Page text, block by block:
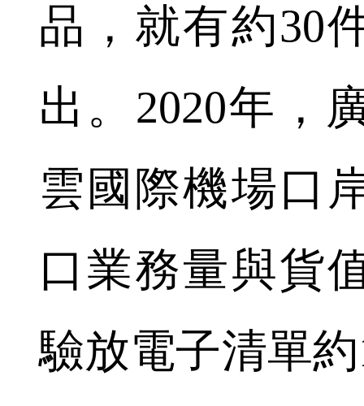
品，就有約30
出。2020年，
雲國際機場口
口業務量與貨
驗放電子清單